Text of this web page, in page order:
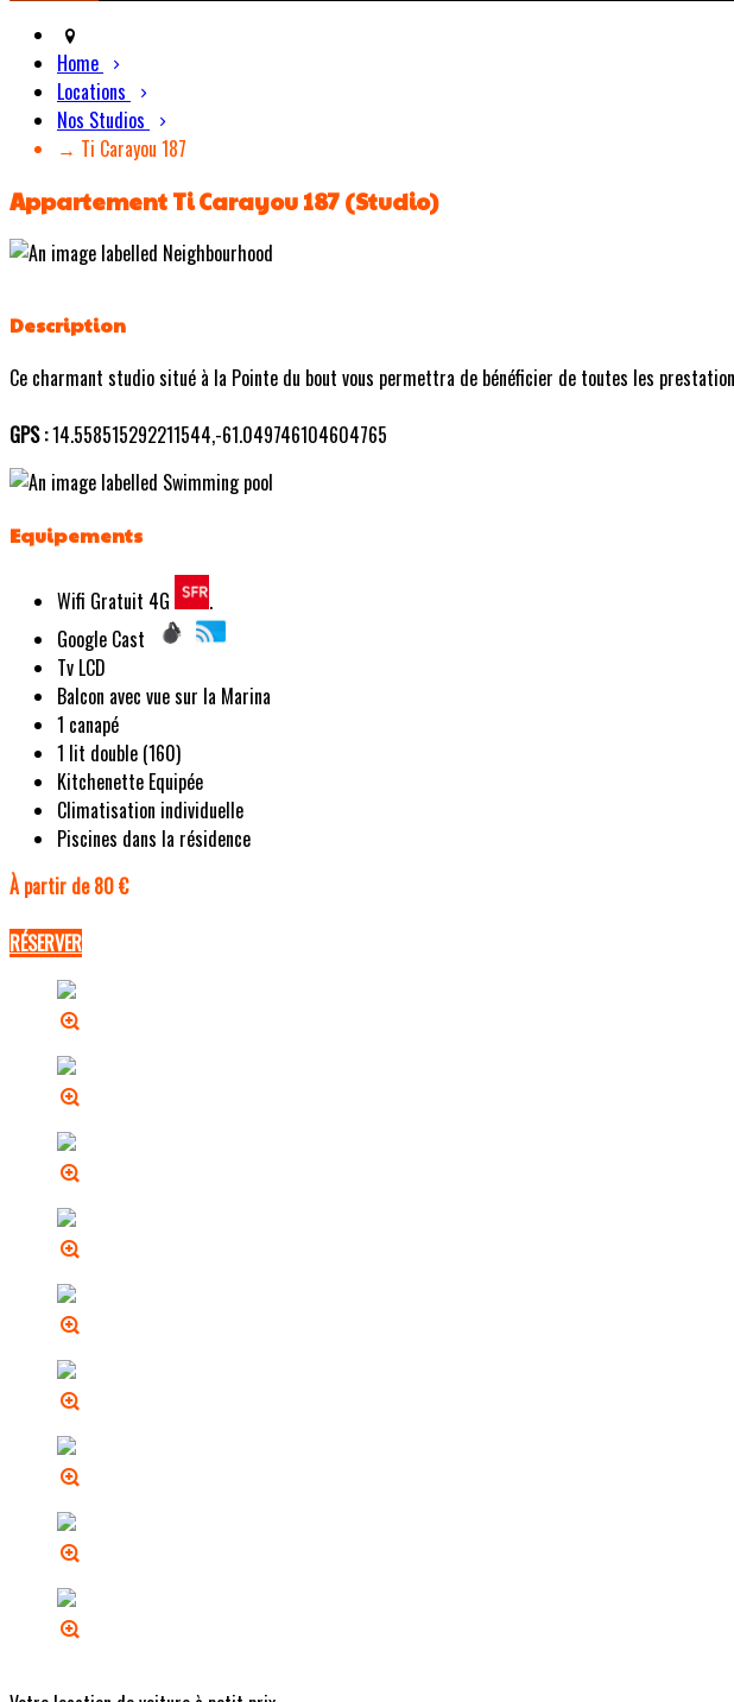
Home
Locations
Nos Studios
→ Ti Carayou 187
Appartement Ti Carayou 187 (Studio)
Description
Ce charmant studio situé à la Pointe du bout vous permettra de bénéficier de toutes les
GPS :14.558515292211544,-61.049746104604765
Equipements
Wifi Gratuit 4G
.
Google Cast
Tv LCD
Balcon avec vue sur la Marina
1 canapé
1 lit double (160)
Kitchenette Equipée
Climatisation individuelle
Piscines dans la résidence
À partir de 80 €
RÉSERVER